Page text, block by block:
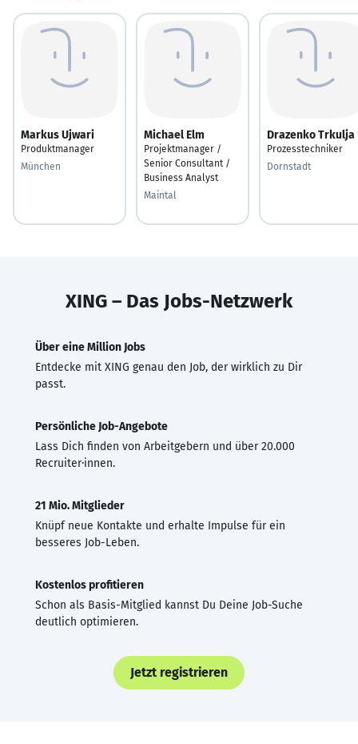
Markus Ujwari
Produktmanager
München
Michael Elm
Projektmanager /
Senior Consultant /
Business Analyst
Maintal
Drazenko Trkulja
Prozesstechniker
Dornstadt
XING – Das Jobs-Netzwerk
Über eine Million Jobs
Entdecke mit XING genau den Job, der wirklich zu Dir
passt.
Persönliche Job-Angebote
Lass Dich finden von Arbeitgebern und über 20.000
Recruiter·innen.
21 Mio. Mitglieder
Knüpf neue Kontakte und erhalte Impulse für ein
besseres Job-Leben.
Kostenlos profitieren
Schon als Basis-Mitglied kannst Du Deine Job-Suche
deutlich optimieren.
Jetzt registrieren